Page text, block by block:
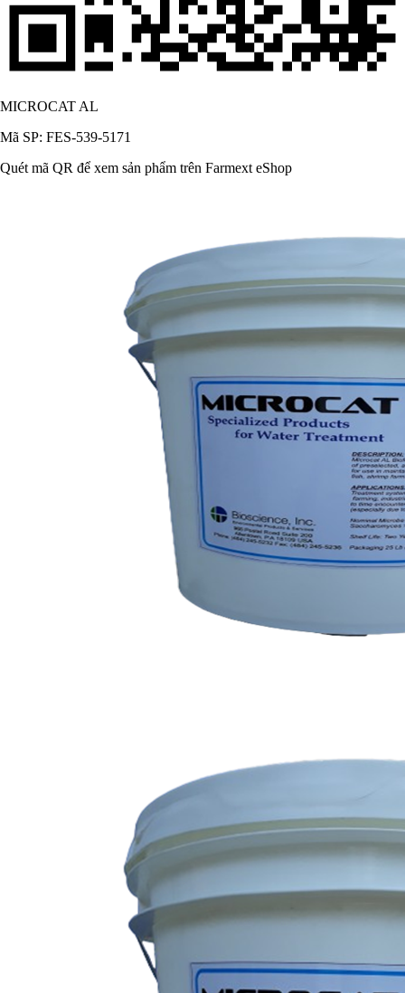
MICROCAT AL
Mã SP: FES-539-5171
Quét mã QR để xem sản phẩm trên Farmext eShop